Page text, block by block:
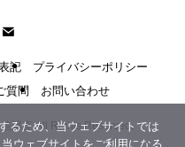
記
プライバシーポリシー
質問 お問い合わせ
講座 All Rights Reserved.
るため、当ウェブサイトでは
ウェブサイトをご利用になる